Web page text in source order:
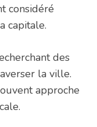
considéré
capitale.
des
la ville.
approche